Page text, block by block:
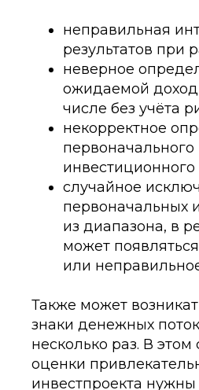
неправильная
результатов при
неверное
ожидаемой
числе без учёта
некорректное
первоначального
инвестиционного
случайное
первоначальных
из диапазона, в
может
или
Также может
знаки денежных
несколько раз. В этом
оценки
инвестпроекта нужны